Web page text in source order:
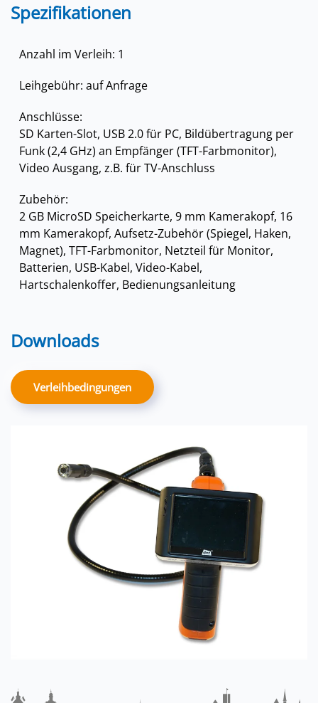
Spezifikationen
Anzahl im Verleih: 1
Leihgebühr: auf Anfrage
Anschlüsse:
SD Karten-Slot, USB 2.0 für PC, Bildübertragung per
Funk (2,4 GHz) an Empfänger (TFT-Farbmonitor),
Video Ausgang, z.B. für TV-Anschluss
Zubehör:
2 GB MicroSD Speicherkarte, 9 mm Kamerakopf, 16
mm Kamerakopf, Aufsetz-Zubehör (Spiegel, Haken,
Magnet), TFT-Farbmonitor, Netzteil für Monitor,
Batterien, USB-Kabel, Video-Kabel,
Hartschalenkoffer, Bedienungsanleitung
Downloads
Verleihbedingungen